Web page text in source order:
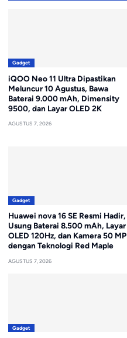
Gadget
iQOO Neo 11 Ultra Dipastikan
Meluncur 10 Agustus, Bawa
Baterai 9.000 mAh, Dimensity
9500, dan Layar OLED 2K
AGUSTUS 7, 2026
Gadget
Huawei nova 16 SE Resmi Hadir,
Usung Baterai 8.500 mAh, Layar
OLED 120Hz, dan Kamera 50 MP
dengan Teknologi Red Maple
AGUSTUS 7, 2026
Gadget